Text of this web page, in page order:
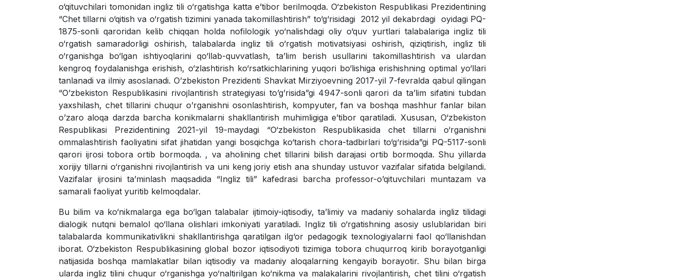
o‘qituvchilari tomonidan ingliz tili o‘rgatishga katta e’tibor berilmoqda. O‘zbekiston Respublikasi Prezidentining
“Chet tillarni o‘qitish va o‘rgatish tizimini yanada takomillashtirish” to‘g‘risidagi 2012 yil dekabrdagi oyidagi PQ-
1875-sonli qaroridan kelib chiqqan holda nofilologik yo‘nalishdagi oliy o‘quv yurtlari talabalariga ingliz tili
o‘rgatish samaradorligi oshirish, talabalarda ingliz tili o‘rgatish motivatsiyasi oshirish, qiziqtirish, ingliz tili
o‘rganishga bo‘lgan ishtiyoqlarini qo‘llab-quvvatlash, ta’lim berish usullarini takomillashtirish va ulardan
kengroq foydalanishga erishish, o‘zlashtirish ko‘rsatkichlarining yuqori bo‘lishiga erishishning optimal yo‘llari
tanlanadi va ilmiy asoslanadi. Oʼzbekiston Prezidenti Shavkat Mirziyoevning 2017-yil 7-fevralda qabul qilingan
“Oʼzbekiston Respublikasini rivojlantirish strategiyasi toʼgʼrisida”gi 4947-sonli qarori da taʼlim sifatini tubdan
yaxshilash, chet tillarini chuqur oʼrganishni osonlashtirish, kompyuter, fan va boshqa mashhur fanlar bilan
oʼzaro aloqa darzda barcha konikmalarni shakllantirish muhimligiga eʼtibor qaratiladi. Xususan, O‘zbekiston
Respublikasi Prezidentining 2021-yil 19-maydagi “O‘zbekiston Respublikasida chet tillarni o‘rganishni
ommalashtirish faoliyatini sifat jihatidan yangi bosqichga ko‘tarish chora-tadbirlari to‘g‘risida”gi PQ-5117-sonli
qarori ijrosi tobora ortib bormoqda. , va aholining chet tillarini bilish darajasi ortib bormoqda. Shu yillarda
xorijiy tillarni o‘rganishni rivojlantirish va uni keng joriy etish ana shunday ustuvor vazifalar sifatida belgilandi.
Vazifalar ijrosini ta’minlash maqsadida “Ingliz tili” kafedrasi barcha professor-o’qituvchilari muntazam va
samarali faoliyat yuritib kelmoqdalar.
Bu bilim va ko‘nikmalarga ega bo‘lgan talabalar ijtimoiy-iqtisodiy, ta’limiy va madaniy sohalarda ingliz tilidagi
dialogik nutqni bemalol qo‘llana olishlari imkoniyati yaratiladi. Ingliz tili o‘rgatishning asosiy uslublaridan biri
talabalarda kommunikativlikni shakllantirishga qaratilgan ilg‘or pedagogik texnologiyalarni faol qo‘llanishdan
iborat. O‘zbekiston Respublikasining global bozor iqtisodiyoti tizimiga tobora chuqurroq kirib borayotganligi
natijasida boshqa mamlakatlar bilan iqtisodiy va madaniy aloqalarning kengayib borayotir. Shu bilan birga
ularda ingliz tilini chuqur o‘rganishga yo‘naltirilgan ko‘nikma va malakalarini rivojlantirish, chet tilini o‘rgatish